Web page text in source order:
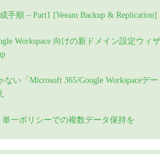
手順 – Part1 [Veeam Backup & Replication]
Workspace 向けの新ドメイン設定ウィザ
い「Microsoft 365/Google Workspaceデー
一ポリシーでの複数データ保持を